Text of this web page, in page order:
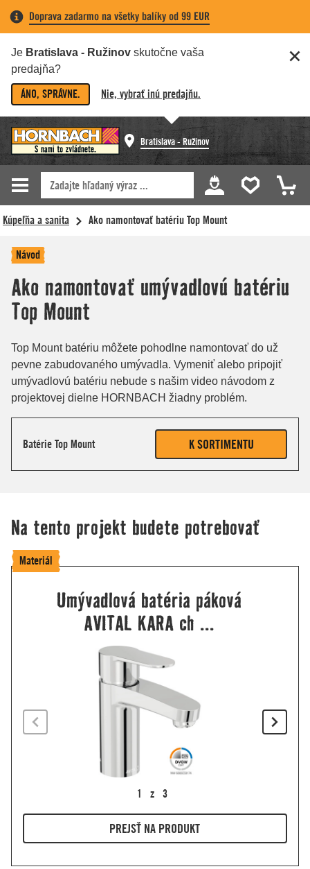
Doprava zadarmo na všetky balíky od 99 EUR
Je Bratislava - Ružinov skutočne vaša
predajňa?
ÁNO, SPRÁVNE. Nie, vybrať inú predajňu.
Bratislava - Ružinov